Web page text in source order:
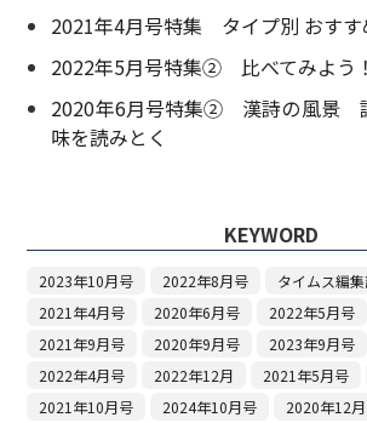
2021年4月号特集 タイプ別 おすす
2022年5月号特集② 比べてみよう
2020年6月号特集② 漢詩の風景
味を読みとく
KEYWORD
2023年10月号 2022年8月号
タイムス編
2021年4月号
2020年6月号 2022年5月号
2021年9月号
2020年9月号 2023年9月号
2022年4月号
2022年12月 2021年5月号
2021年10月号
2024年10月号 2020年12